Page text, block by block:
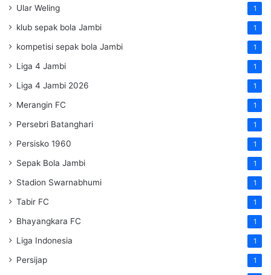
Ular Weling 1
klub sepak bola Jambi 1
kompetisi sepak bola Jambi 1
Liga 4 Jambi 1
Liga 4 Jambi 2026 1
Merangin FC 1
Persebri Batanghari 1
Persisko 1960 1
Sepak Bola Jambi 1
Stadion Swarnabhumi 1
Tabir FC 1
Bhayangkara FC 1
Liga Indonesia 1
Persijap 1